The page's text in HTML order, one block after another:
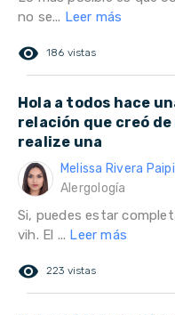
no se... Leer más
remove_red_eye 186 vistas
Hola a todos hace
relación que creó de
realize una
Melissa Rivera
Alergología
Si, puedes estar
vih. El ... Leer más
remove_red_eye 223 vistas